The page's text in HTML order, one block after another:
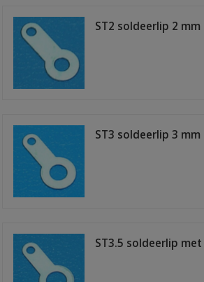
ST2 soldeerlip 2 mm
ST3 soldeerlip 3 mm
ST3.5 soldeerlip met